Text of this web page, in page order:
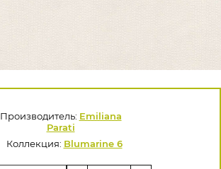
Производитель: Emiliana
Parati
Коллекция: Blumarine 6